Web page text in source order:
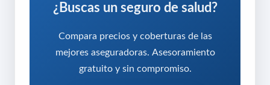
¿Buscas un seguro de salud?
Compara precios y coberturas de las
mejores aseguradoras. Asesoramiento
gratuito y sin compromiso.